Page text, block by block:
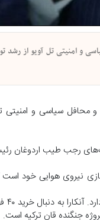
برای خود می‌داند و محافل سیاسی و امنیتی تل
تهدیدی مستقیم برای خود می‌داند و محافل
رجب طیب اردوغان
نیروی هوایی خود
وی